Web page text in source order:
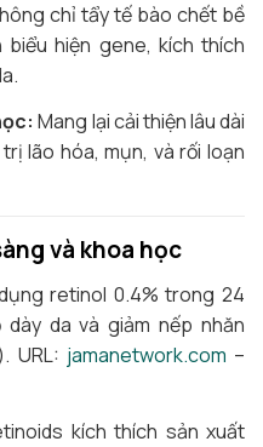
chỉ tẩy tế bào chết bề
hiện gene, kích thích
Mang lại cải thiện lâu dài
lão hóa, mụn, và rối loạn
và khoa học
retinol 0.4% trong 24
da và giảm nếp nhăn
URL: jamanetwork.com –
kích thích sản xuất